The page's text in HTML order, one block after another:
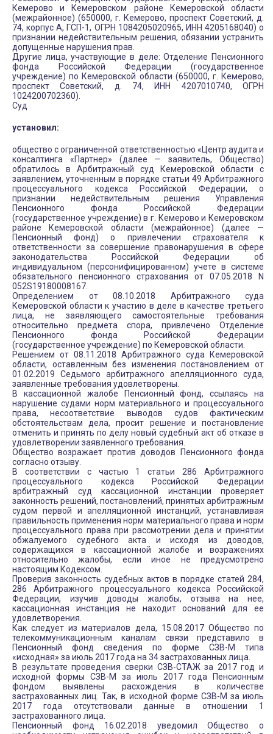
Кемерово и Кемеровском районе Кемеровской области
(межрайонное) (650000, г. Кемерово, проспект Советский, д.
74, корпус А, ГСП-1, ОГРН 1084205020965, ИНН 4205168040) о
признании недействительным решения, обязании устранить
допущенные нарушения прав.
Другие лица, участвующие в деле: Отделение Пенсионного
фонда Российской Федерации (государственное
учреждение) по Кемеровской области (650000, г. Кемерово,
проспект Советский, д. 74, ИНН 4207010740, ОГРН
1024200702360).
Суд
установил:
общество с ограниченной ответственностью «Центр аудита и
консалтинга «Партнер» (далее — заявитель, Общество)
обратилось в Арбитражный суд Кемеровской области с
заявлением, уточненным в порядке статьи 49 Арбитражного
процессуального кодекса Российской Федерации, о
признании недействительным решения Управления
Пенсионного фонда Российской Федерации
(государственное учреждение) в г. Кемерово и Кемеровском
районе Кемеровской области (межрайонное) (далее —
Пенсионный фонд) о привлечении страхователя к
ответственности за совершение правонарушения в сфере
законодательства Российской Федерации об
индивидуальном (персонифицированном) учете в системе
обязательного пенсионного страхования от 07.05.2018 N
052S19180008167.
Определением от 08.10.2018 Арбитражного суда
Кемеровской области к участию в деле в качестве третьего
лица, не заявляющего самостоятельные требования
относительно предмета спора, привлечено Отделение
Пенсионного фонда Российской Федерации
(государственное учреждение) по Кемеровской области.
Решением от 08.11.2018 Арбитражного суда Кемеровской
области, оставленным без изменения постановлением от
01.02.2019 Седьмого арбитражного апелляционного суда,
заявленные требования удовлетворены.
В кассационной жалобе Пенсионный фонд, ссылаясь на
нарушение судами норм материального и процессуального
права, несоответствие выводов судов фактическим
обстоятельствам дела, просит решение и постановление
отменить и принять по делу новый судебный акт об отказе в
удовлетворении заявленного требования.
Общество возражает против доводов Пенсионного фонда
согласно отзыву.
В соответствии с частью 1 статьи 286 Арбитражного
процессуального кодекса Российской Федерации
арбитражный суд кассационной инстанции проверяет
законность решений, постановлений, принятых арбитражным
судом первой и апелляционной инстанций, устанавливая
правильность применения норм материального права и норм
процессуального права при рассмотрении дела и принятии
обжалуемого судебного акта и исходя из доводов,
содержащихся в кассационной жалобе и возражениях
относительно жалобы, если иное не предусмотрено
настоящим Кодексом.
Проверив законность судебных актов в порядке статей 284,
286 Арбитражного процессуального кодекса Российской
Федерации, изучив доводы жалобы, отзыва на нее,
кассационная инстанция не находит оснований для ее
удовлетворения.
Как следует из материалов дела, 15.08.2017 Общество по
телекоммуникационным каналам связи представило в
Пенсионный фонд сведения по форме СЗВ-М типа
«исходная» за июль 2017 года на 34 застрахованных лица.
В результате проведения сверки СЗВ-СТАЖ за 2017 год и
исходной формы СЗВ-М за июль 2017 года Пенсионным
фондом выявлены расхождения в количестве
застрахованных лиц. Так, в исходной форме СЗВ-М за июль
2017 года отсутствовали данные в отношении 1
застрахованного лица.
Пенсионный фонд 16.02.2018 уведомил Общество о